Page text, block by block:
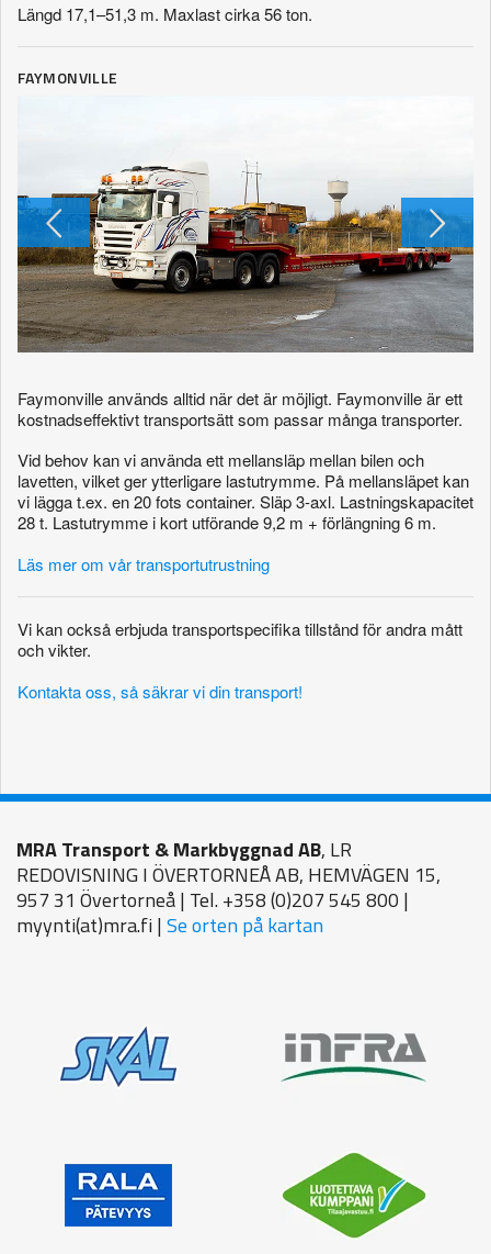
Längd 17,1–51,3 m. Maxlast cirka 56 ton.
FAYMONVILLE
Faymonville används alltid när det är möjligt. Faymonville är ett
kostnadseffektivt transportsätt som passar många transporter.
Vid behov kan vi använda ett mellansläp mellan bilen och
lavetten, vilket ger ytterligare lastutrymme. På mellansläpet kan
vi lägga t.ex. en 20 fots container. Släp 3-axl. Lastningskapacitet
28 t. Lastutrymme i kort utförande 9,2 m + förlängning 6 m.
Läs mer om vår transportutrustning
Vi kan också erbjuda transportspecifika tillstånd för andra mått
och vikter.
Kontakta oss, så säkrar vi din transport!
MRA Transport & Markbyggnad AB, LR
REDOVISNING I ÖVERTORNEÅ AB, HEMVÄGEN 15,
957 31 Övertorneå | Tel. +358 (0)207 545 800 |
myynti(at)mra.fi |Se orten på kartan